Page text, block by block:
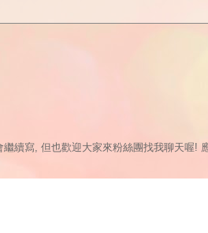
續寫, 但也歡迎大家來粉絲團找我聊天喔